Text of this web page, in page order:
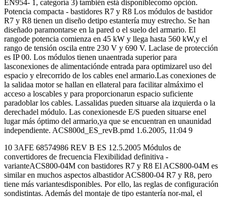
EN954- 1, categoría 3) también está disponiblecomo opción.
Potencia compacta - bastidores R7 y R8 Los módulos de bastidor
R7 y R8 tienen un diseño detipo estantería muy estrecho. Se han
diseñado paramontarse en la pared o el suelo del armario. El
rangode potencia comienza en 45 kW y llega hasta 560 kW,y el
rango de tensión oscila entre 230 V y 690 V. Laclase de protección
es IP 00. Los módulos tienen unaentrada superior para
lasconexiones de alimentaciónde entrada para optimizarel uso del
espacio y elrecorrido de los cables enel armario.Las conexiones de
la salidaa motor se hallan en ellateral para facilitar almáximo el
acceso a loscables y para proporcionarun espacio suficiente
paradoblar los cables. Lassalidas pueden situarse ala izquierda o la
derechadel módulo. Las conexionesde E/S pueden situarse enel
lugar más óptimo del armario,ya que se encuentran en unaunidad
independiente. ACS800d_ES_revB.pmd 1.6.2005, 11:04 9
10 3AFE 68574986 REV B ES 12.5.2005 Módulos de
convertidores de frecuencia Flexibilidad definitiva -
varianteACS800-04M con bastidores R7 y R8 El ACS800-04M es
similar en muchos aspectos albastidor ACS800-04 R7 y R8, pero
tiene más variantesdisponibles. Por ello, las reglas de configuración
sondistintas. Además del montaje de tipo estantería nor-mal, el